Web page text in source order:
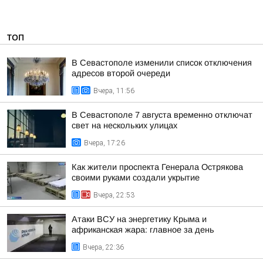
ТОП
В Севастополе изменили список отключения
адресов второй очереди
Вчера, 11:56
В Севастополе 7 августа временно отключат
свет на нескольких улицах
Вчера, 17:26
Как жители проспекта Генерала Острякова
своими руками создали укрытие
Вчера, 22:53
Атаки ВСУ на энергетику Крыма и
африканская жара: главное за день
Вчера, 22:36